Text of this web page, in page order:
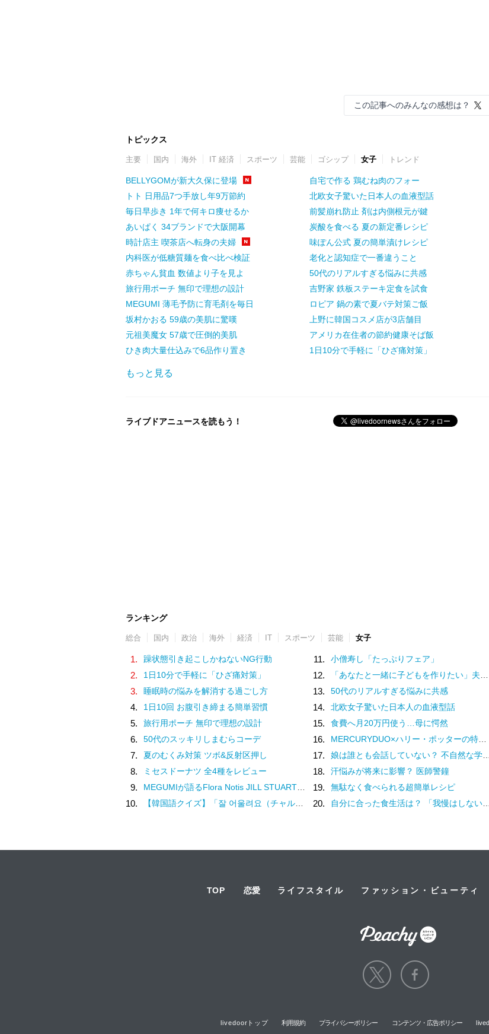
この記事へのみんなの感想は？
トピックス
主要 国内 海外 IT 経済 スポーツ 芸能 ゴシップ 女子 トレンド
BELLYGOMが新大久保に登場
トト 日用品7つ手放し年9万節約
毎日早歩き 1年で何キロ痩せるか
あいぱく 34ブランドで大阪開幕
時計店主 喫茶店へ転身の夫婦
内科医が低糖質麺を食べ比べ検証
赤ちゃん貧血 数値より子を見よ
旅行用ポーチ 無印で理想の設計
MEGUMI 薄毛予防に育毛剤を毎日
坂村かおる 59歳の美肌に驚嘆
元祖美魔女 57歳で圧倒的美肌
ひき肉大量仕込みで6品作り置き
自宅で作る 鶏むね肉のフォー
北欧女子驚いた日本人の血液型話
前髪崩れ防止 剤は内側根元が鍵
炭酸を食べる 夏の新定番レシピ
味ぽん公式 夏の簡単漬けレシピ
老化と認知症で一番違うこと
50代のリアルすぎる悩みに共感
吉野家 鉄板ステーキ定食を試食
ロピア 鍋の素で夏バテ対策ご飯
上野に韓国コスメ店が3店舗目
アメリカ在住者の節約健康そば飯
1日10分で手軽に「ひざ痛対策」
もっと見る
ライブドアニュースを読もう！
ランキング
総合 国内 政治 海外 経済 IT スポーツ 芸能 女子
1. 躁状態引き起こしかねないNG行動
2. 1日10分で手軽に「ひざ痛対策」
3. 睡眠時の悩みを解消する過ごし方
4. 1日10回 お腹引き締まる簡単習慣
5. 旅行用ポーチ 無印で理想の設計
6. 50代のスッキリしまむらコーデ
7. 夏のむくみ対策 ツボ&反射区押し
8. ミセスドーナツ 全4種をレビュー
9. MEGUMIが語るFlora Notis JILL STUARTの新たな香り♡幸福感を纏うフレグランス
10. 【韓国語クイズ】「잘 어울려요（チャル オウルリョヨ）」の意味は？褒め言葉です♡
11. 小僧寿し「たっぷりフェア」
12. 「あなたと一緒に子どもを作りたい」夫の実家でアルバムを見て抱いた気持ち／子どもが欲しいかわかりません（17）
13. 50代のリアルすぎる悩みに共感
14. 北欧女子驚いた日本人の血液型話
15. 食費へ月20万円使う…母に愕然
16. MERCURYDUO×ハリー・ポッターの特別コレクション♡魔法界を纏う限定アイテム登場
17. 娘は誰とも会話していない？ 不自然な学校での様子を話す担任は、さらに余計なことを／家族全員でいじめと戦うということ。（3）
18. 汗悩みが将来に影響？ 医師警鐘
19. 無駄なく食べられる超簡単レシピ
20. 自分に合った食生活は？ 「我慢はしない」けど「体重は落ちていく」食事内容を模索してみた
TOP 恋愛 ライフスタイル ファッション・ビューティ
livedoorトップ 利用規約 プライバシーポリシー コンテンツ・広告ポリシー